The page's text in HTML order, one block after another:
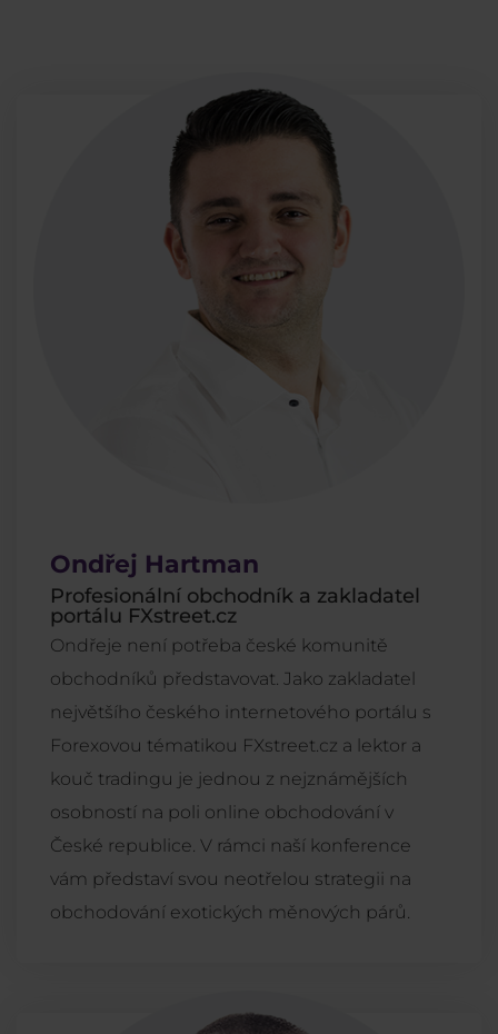
Ondřej Hartman
Profesionální obchodník a zakladatel
portálu FXstreet.cz
Ondřeje není potřeba české komunitě
obchodníků představovat. Jako zakladatel
největšího českého internetového portálu s
Forexovou tématikou FXstreet.cz a lektor a
kouč tradingu je jednou z nejznámějších
osobností na poli online obchodování v
České republice. V rámci naší konference
vám představí svou neotřelou strategii na
obchodování exotických měnových párů.